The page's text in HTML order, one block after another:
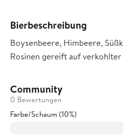
Bierbeschreibung
Boysenbeere, Himbeere,
Rosinen gereift auf
Community
0 Bewertungen
Farbe/Schaum (10%)